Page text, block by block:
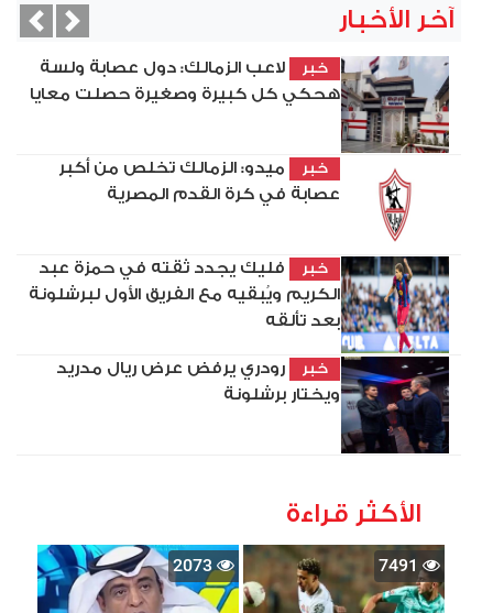
آخر الأخبار
خبر
لاعب الزمالك: دول عصابة ولسة
هحكي كل كبيرة وصغيرة حصلت معايا
خبر
ميدو: الزمالك تخلص من أكبر
عصابة في كرة القدم المصرية
خبر
فليك يجدد ثقته في حمزة عبد
الكريم ويُبقيه مع الفريق الأول لبرشلونة
بعد تألقه
خبر
رودري يرفض عرض ريال مدريد
ويختار برشلونة
Next
الأكثر قراءة
7491
2073